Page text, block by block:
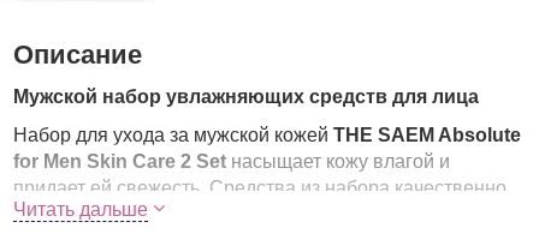
Описание
Мужской набор увлажняющих средств для лица
Набор для ухода за мужской кожейTHE SAEM Absolute
for Men Skin Care 2 Set насыщает кожу влагой и
придает ей свежесть. Средства из набора качественно
заботятся о мужской коже и учитывают ее особенности.
Читать дальше